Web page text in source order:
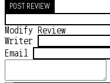
POST REVIEW
Modify Review
Writer
Email